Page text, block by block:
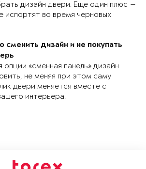
дизайн двери. Еще один плюс —
испортят во время черновых
сменить дизайн и не покупать
опции «сменная панель» дизайн
не меняя при этом саму
двери меняется вместе с
интерьера.